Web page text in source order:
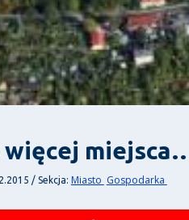
więcej
/ Sekcja: Miasto Gospodarka